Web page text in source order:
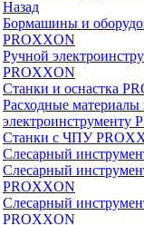
Назад
Бормашины и
PROXXON
Ручной
PROXXON
Cтанки и оснастка
Расходные
электроинструменту
Станки с ЧПУ
Слесарный
Слесарный
PROXXON
Слесарный
PROXXON